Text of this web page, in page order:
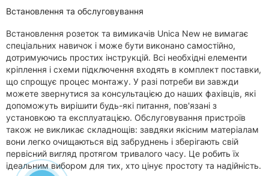
Встановлення та обслуговування
Встановлення розеток та вимикачів Unica New не вимагає
спеціальних навичок і може бути виконано самостійно,
дотримуючись простих інструкцій. Всі необхідні елементи
кріплення і схеми підключення входять в комплект поставки,
що спрощує процес монтажу. У разі потреби ви завжди
можете звернутися за консультацією до наших фахівців, які
допоможуть вирішити будь-які питання, пов'язані з
установкою та експлуатацією. Обслуговування пристроїв
також не викликає складнощів: завдяки якісним матеріалам
вони легко очищаються від забруднень і зберігають свій
первісний вигляд протягом тривалого часу. Це робить їх
ідеальним вибором для тих, хто цінує простоту та надійність.